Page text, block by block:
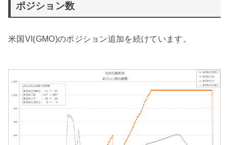
ポジション数
米国VI(GMO)のポジション追加を続けています。